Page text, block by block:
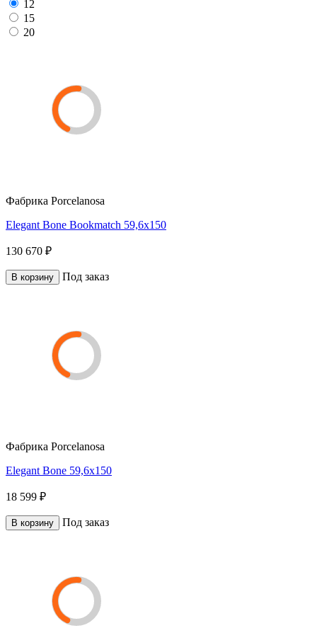
12
15
20
Фабрика Porcelanosa
Elegant Bone Bookmatch 59,6x150
130 670 ₽
В корзину Под заказ
Фабрика Porcelanosa
Elegant Bone 59,6x150
18 599 ₽
В корзину Под заказ